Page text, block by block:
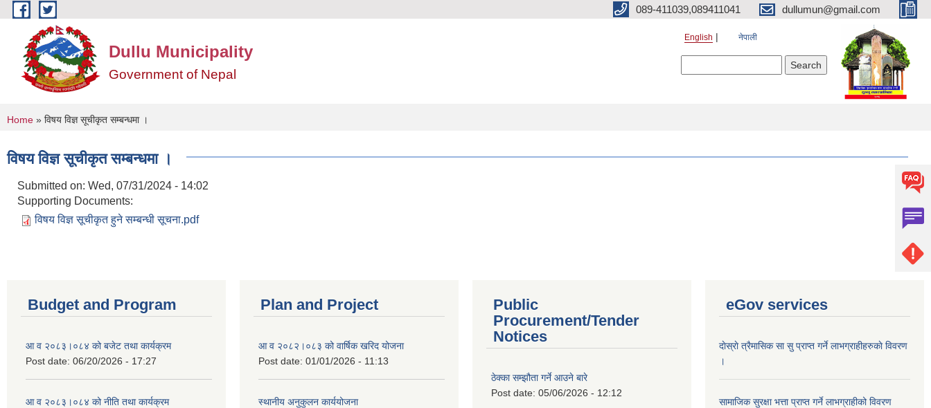
Skip to main content 089-411039,089411041 dullumun@gmail.com
Dullu Municipality
Government of Nepal
English नेपाली
You are here
Home » विषय विज्ञ सूचीकृत सम्बन्धमा ।
विषय विज्ञ सूचीकृत सम्बन्धमा ।
Submitted on: Wed, 07/31/2024 - 14:02
Supporting Documents:
विषय विज्ञ सूचीकृत हुने सम्बन्धी सूचना.pdf
Budget and Program
आ व २०८३।०८४ को बजेट तथा कार्यक्रम
Post date: 06/20/2026 - 17:27
आ व २०८३।०८४ को नीति तथा कार्यक्रम
Plan and Project
आ व २०८२।०८३ को वार्षिक खरिद योजना
Post date: 01/01/2026 - 11:13
स्थानीय अनुकुलन कार्ययोजना
Public
Procurement/Tender
Notices
ठेक्का सम्झौता गर्ने आउने बारे
Post date: 05/06/2026 - 12:12
eGov services
दाेस्राे त्रैमासिक सा सु प्राप्त गर्ने लाभग्राहीहरुकाे विवरण
।
सामाजिक सुरक्षा भत्ता प्राप्त गर्ने लाभग्राहीको विवरण